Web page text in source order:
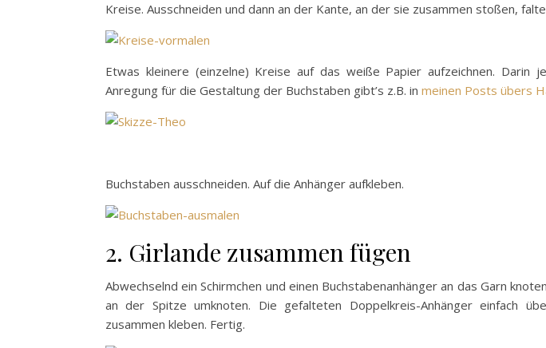
Kreise. Ausschneiden und dann an der Kante, an der sie zusammen stoßen,
Etwas kleinere (einzelne) Kreise auf das weiße Papier aufzeichnen. Darin
Anregung für die Gestaltung der Buchstaben gibt’s z.B. in meinen Posts übers
Buchstaben ausschneiden. Auf die Anhänger aufkleben.
2. Girlande zusammen fügen
Abwechselnd ein Schirmchen und einen Buchstabenanhänger an das Garn
an der Spitze umknoten. Die gefalteten Doppelkreis-Anhänger einfach
zusammen kleben. Fertig.